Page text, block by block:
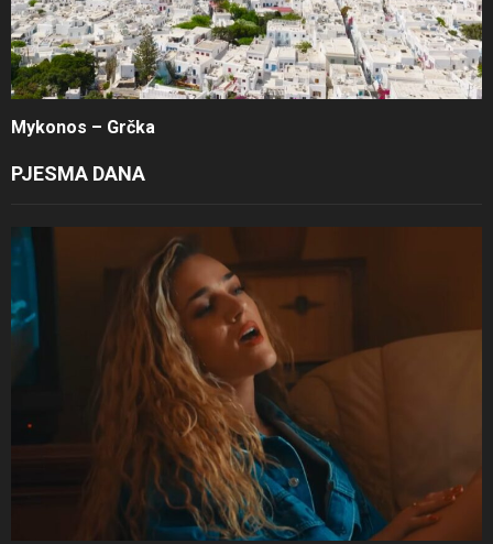
Mykonos – Grčka
PJESMA DANA